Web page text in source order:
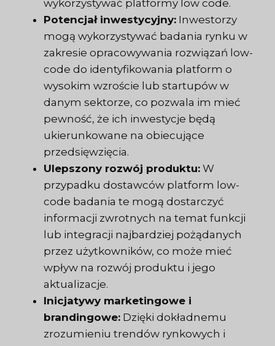
wykorzystywać platformy low code.
Potencjał inwestycyjny: Inwestorzy
mogą wykorzystywać badania rynku w
zakresie opracowywania rozwiązań low-
code do identyfikowania platform o
wysokim wzroście lub startupów w
danym sektorze, co pozwala im mieć
pewność, że ich inwestycje będą
ukierunkowane na obiecujące
przedsięwzięcia.
Ulepszony rozwój produktu: W
przypadku dostawców platform low-
code badania te mogą dostarczyć
informacji zwrotnych na temat funkcji
lub integracji najbardziej pożądanych
przez użytkowników, co może mieć
wpływ na rozwój produktu i jego
aktualizacje.
Inicjatywy marketingowe i
brandingowe: Dzięki dokładnemu
zrozumieniu trendów rynkowych i